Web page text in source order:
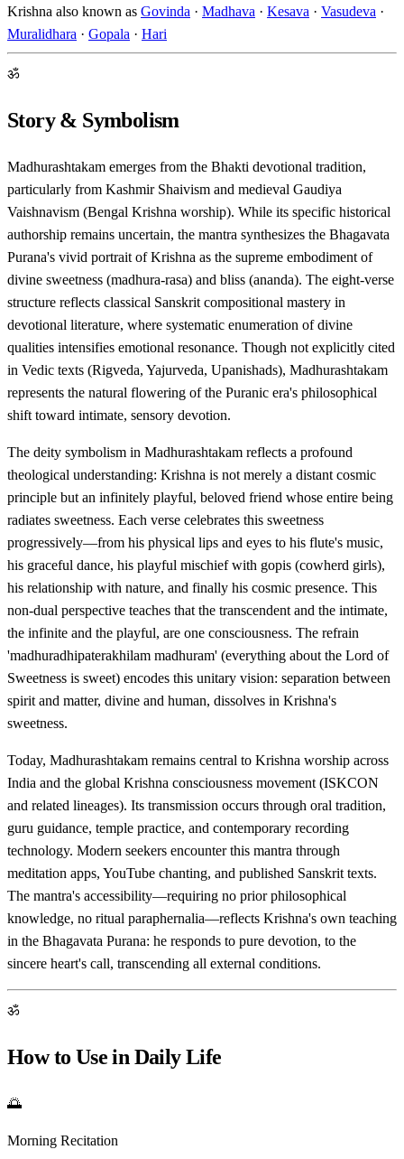
Krishna also known as Govinda · Madhava · Kesava · Vasudeva ·
Muralidhara · Gopala · Hari
ॐ
Story & Symbolism
Madhurashtakam emerges from the Bhakti devotional tradition,
particularly from Kashmir Shaivism and medieval Gaudiya
Vaishnavism (Bengal Krishna worship). While its specific historical
authorship remains uncertain, the mantra synthesizes the Bhagavata
Purana's vivid portrait of Krishna as the supreme embodiment of
divine sweetness (madhura-rasa) and bliss (ananda). The eight-verse
structure reflects classical Sanskrit compositional mastery in
devotional literature, where systematic enumeration of divine
qualities intensifies emotional resonance. Though not explicitly cited
in Vedic texts (Rigveda, Yajurveda, Upanishads), Madhurashtakam
represents the natural flowering of the Puranic era's philosophical
shift toward intimate, sensory devotion.
The deity symbolism in Madhurashtakam reflects a profound
theological understanding: Krishna is not merely a distant cosmic
principle but an infinitely playful, beloved friend whose entire being
radiates sweetness. Each verse celebrates this sweetness
progressively—from his physical lips and eyes to his flute's music,
his graceful dance, his playful mischief with gopis (cowherd girls),
his relationship with nature, and finally his cosmic presence. This
non-dual perspective teaches that the transcendent and the intimate,
the infinite and the playful, are one consciousness. The refrain
'madhuradhipaterakhilam madhuram' (everything about the Lord of
Sweetness is sweet) encodes this unitary vision: separation between
spirit and matter, divine and human, dissolves in Krishna's
sweetness.
Today, Madhurashtakam remains central to Krishna worship across
India and the global Krishna consciousness movement (ISKCON
and related lineages). Its transmission occurs through oral tradition,
guru guidance, temple practice, and contemporary recording
technology. Modern seekers encounter this mantra through
meditation apps, YouTube chanting, and published Sanskrit texts.
The mantra's accessibility—requiring no prior philosophical
knowledge, no ritual paraphernalia—reflects Krishna's own teaching
in the Bhagavata Purana: he responds to pure devotion, to the
sincere heart's call, transcending all external conditions.
ॐ
How to Use in Daily Life
🌅
Morning Recitation